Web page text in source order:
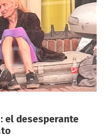
el desesperante